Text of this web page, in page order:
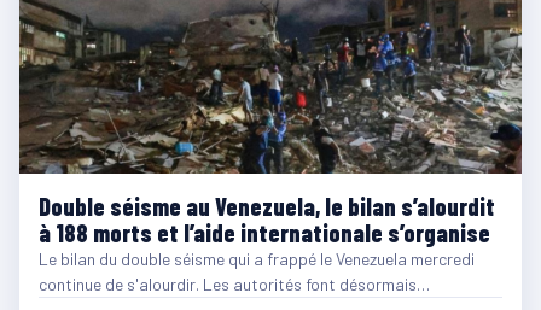
Double séisme au Venezuela, le bilan s’alourdit
à 188 morts et l’aide internationale s’organise
Le bilan du double séisme qui a frappé le Venezuela mercredi
continue de s'alourdir. Les autorités font désormais…